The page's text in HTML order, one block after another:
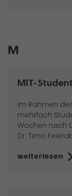
M
MIT-
Im Rahmen
mehrfach
Wochen nach
Dr. Timo
weiterlesen